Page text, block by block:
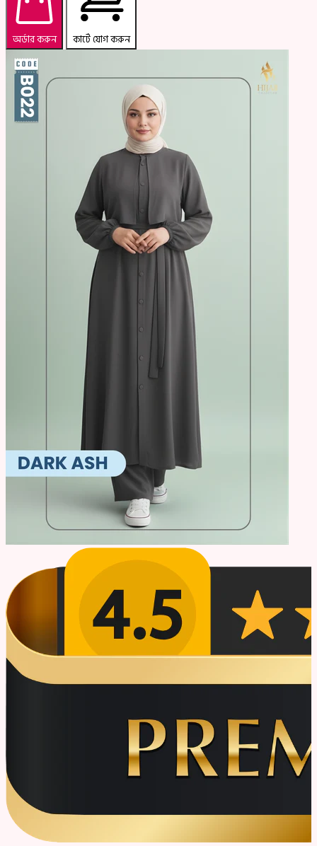
অর্ডার করুন কার্টে যোগ করুন